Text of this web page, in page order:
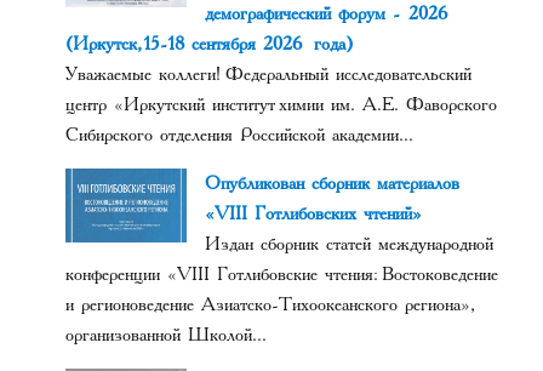
демографический форум - 2026
(Иркутск, 15-18 сентября 2026 года)
Уважаемые коллеги! Федеральный исследовательский
центр «Иркутский институт химии им. А.Е. Фаворского
Сибирского отделения Российской академии...
Опубликован сборник материалов
«VIII Готлибовских чтений»
Издан сборник статей международной
конференции «VIII Готлибовские чтения: Востоковедение
и регионоведение Азиатско-Тихоокеанского региона»,
организованной Школой...